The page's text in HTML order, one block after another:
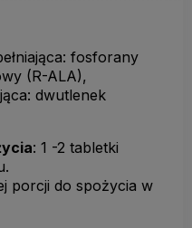
fosforany
(R-ALA),
dwutlenek
: 1 -2 tabletki
porcji do spożycia w